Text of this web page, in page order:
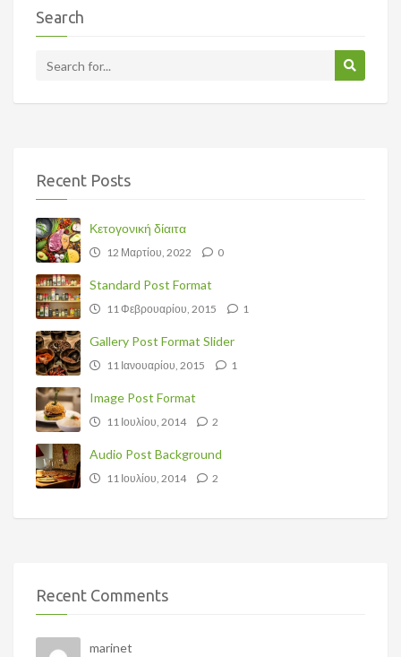
Search
Recent Posts
Κετογονική δίαιτα
12 Μαρτίου, 2022 0
Standard Post Format
11 Φεβρουαρίου, 2015 1
Gallery Post Format Slider
11 Ιανουαρίου, 2015 1
Image Post Format
11 Ιουλίου, 2014 2
Audio Post Background
11 Ιουλίου, 2014 2
Recent Comments
marinet